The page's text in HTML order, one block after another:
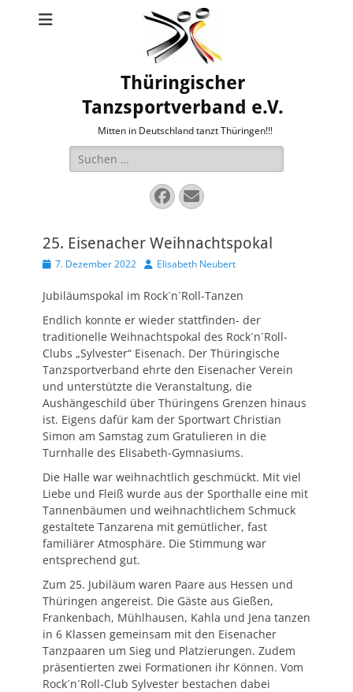
Thüringischer
Tanzsportverband e.V.
Mitten in Deutschland tanzt Thüringen!!!
Suche
nach:
Facebook
E-
Mail
25. Eisenacher Weihnachtspokal
Veröffentlicht
7. Dezember 2022 AutorElisabeth Neubert
Jubiläumspokal im Rock´n´Roll-Tanzen
Endlich konnte er wieder stattfinden- der
traditionelle Weihnachtspokal des Rock´n´Roll-
Clubs „Sylvester“ Eisenach. Der Thüringische
Tanzsportverband ehrte den Eisenacher Verein
und unterstützte die Veranstaltung, die
Aushängeschild über Thüringens Grenzen hinaus
ist. Eigens dafür kam der Sportwart Christian
Simon am Samstag zum Gratulieren in die
Turnhalle des Elisabeth-Gymnasiums.
Die Halle war weihnachtlich geschmückt. Mit viel
Liebe und Fleiß wurde aus der Sporthalle eine mit
Tannenbäumen und weihnachtlichem Schmuck
gestaltete Tanzarena mit gemütlicher, fast
familiärer Atmosphäre. Die Stimmung war
entsprechend gut.
Zum 25. Jubiläum waren Paare aus Hessen und
Thüringen angereist. Die Gäste aus Gießen,
Frankenbach, Mühlhausen, Kahla und Jena tanzen
in 6 Klassen gemeinsam mit den Eisenacher
Tanzpaaren um Sieg und Platzierungen. Zudem
präsentierten zwei Formationen ihr Können. Vom
Rock´n´Roll-Club Sylvester bestachen dabei